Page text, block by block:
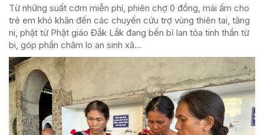
Từ những suất cơm miễn phí, phiên chợ 0 đồng, mái ấm cho
trẻ em khó khăn đến các chuyến cứu trợ vùng thiên tai, tăng
ni, phật tử Phật giáo Đắk Lắk đang bền bỉ lan tỏa tinh thần từ
bi, góp phần chăm lo an sinh xã...